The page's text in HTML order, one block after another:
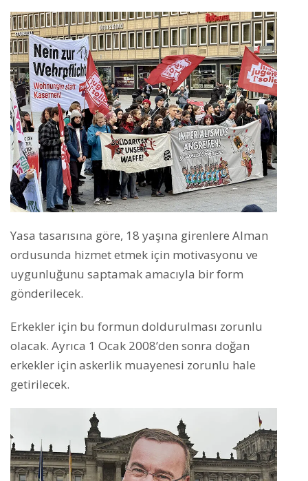
Yasa tasarısına göre, 18 yaşına girenlere Alman
ordusunda hizmet etmek için motivasyonu ve
uygunluğunu saptamak amacıyla bir form
gönderilecek.
Erkekler için bu formun doldurulması zorunlu
olacak. Ayrıca 1 Ocak 2008’den sonra doğan
erkekler için askerlik muayenesi zorunlu hale
getirilecek.